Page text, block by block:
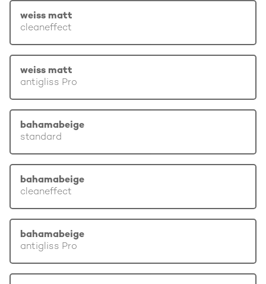
weiss matt
cleaneffect
weiss matt
antigliss Pro
bahamabeige
standard
bahamabeige
cleaneffect
bahamabeige
antigliss Pro